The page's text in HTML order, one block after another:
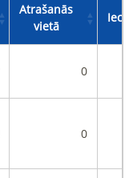
Atrašanās
vietā
0
0